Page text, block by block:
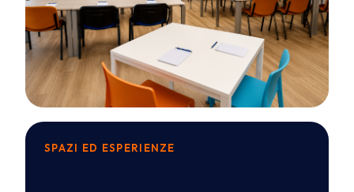
SPAZI ED ESPERIENZE